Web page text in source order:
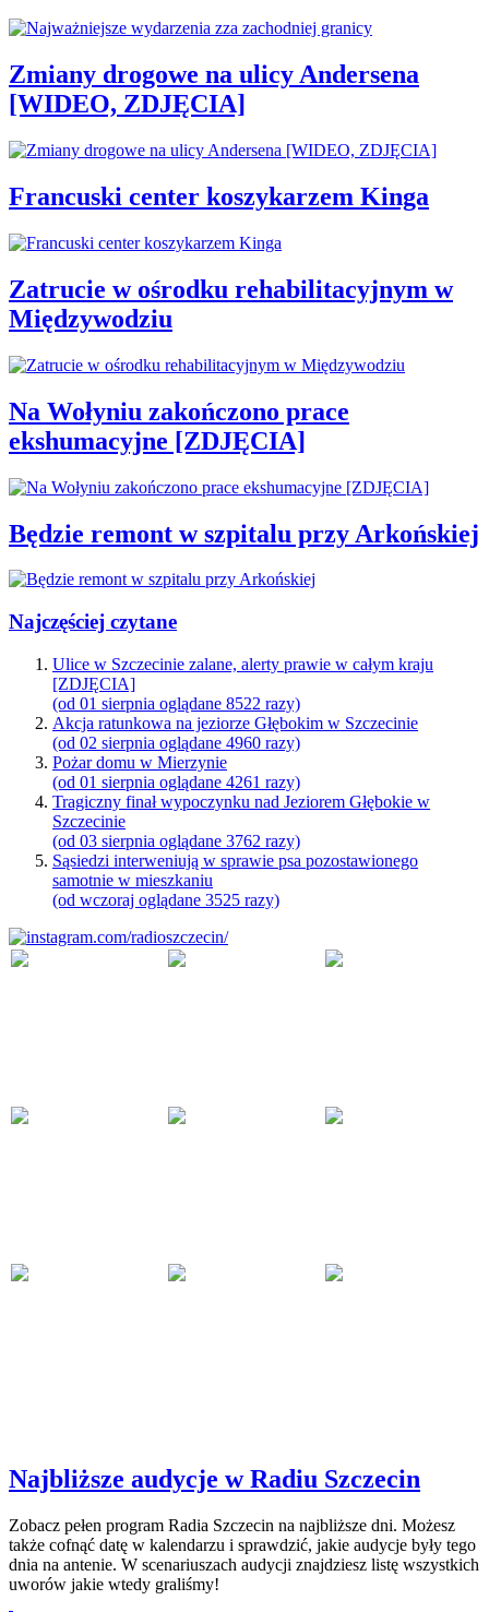
Zmiany drogowe na ulicy Andersena
[WIDEO, ZDJĘCIA]
Francuski center koszykarzem Kinga
Zatrucie w ośrodku rehabilitacyjnym w
Międzywodziu
Na Wołyniu zakończono prace
ekshumacyjne [ZDJĘCIA]
Będzie remont w szpitalu przy Arkońskiej
Najczęściej czytane
Ulice w Szczecinie zalane, alerty prawie w całym kraju
[ZDJĘCIA]
(od 01 sierpnia oglądane 8522 razy)
Akcja ratunkowa na jeziorze Głębokim w Szczecinie
(od 02 sierpnia oglądane 4960 razy)
Pożar domu w Mierzynie
(od 01 sierpnia oglądane 4261 razy)
Tragiczny finał wypoczynku nad Jeziorem Głębokie w
Szczecinie
(od 03 sierpnia oglądane 3762 razy)
Sąsiedzi interweniują w sprawie psa pozostawionego
samotnie w mieszkaniu
(od wczoraj oglądane 3525 razy)
Najbliższe audycje w Radiu Szczecin
Zobacz pełen program Radia Szczecin na najbliższe dni. Możesz
także cofnąć datę w kalendarzu i sprawdzić, jakie audycje były tego
dnia na antenie. W scenariuszach audycji znajdziesz listę wszystkich
uworów jakie wtedy graliśmy!